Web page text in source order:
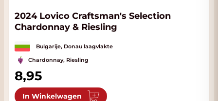
2024 Lovico Craftsman's Selection
Chardonnay & Riesling
Bulgarije, Donau laagvlakte
Chardonnay, Riesling
8,95
In Winkelwagen